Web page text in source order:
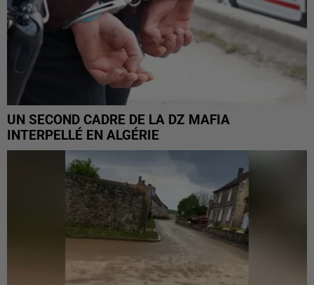
UN SECOND CADRE DE LA DZ MAFIA
INTERPELLÉ EN ALGÉRIE